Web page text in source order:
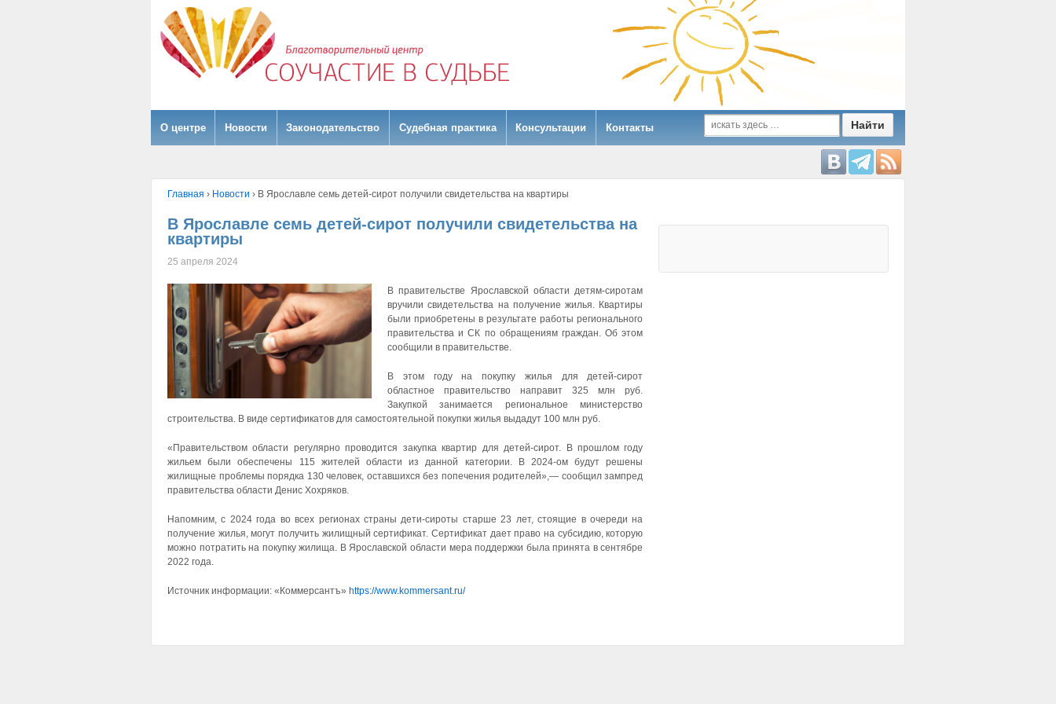
О центре Hовости Законодательство Судебная практика Консультации Контакты
Главная › Hовости › В Ярославле семь детей-сирот получили свидетельства на квартиры
В Ярославле семь детей-сирот получили свидетельства на
квартиры
25 апреля 2024
В правительстве Ярославской области детям-сиротам
вручили свидетельства на получение жилья. Квартиры
были приобретены в результате работы регионального
правительства и СК по обращениям граждан. Об этом
сообщили в правительстве.
В этом году на покупку жилья для детей-сирот
областное правительство направит 325 млн руб.
Закупкой занимается региональное министерство
строительства. В виде сертификатов для самостоятельной покупки жилья выдадут 100 млн руб.
«Правительством области регулярно проводится закупка квартир для детей-сирот. В прошлом году
жильем были обеспечены 115 жителей области из данной категории. В 2024-ом будут решены
жилищные проблемы порядка 130 человек, оставшихся без попечения родителей»,— сообщил зампред
правительства области Денис Хохряков.
Напомним, с 2024 года во всех регионах страны дети-сироты старше 23 лет, стоящие в очереди на
получение жилья, могут получить жилищный сертификат. Сертификат дает право на субсидию, которую
можно потратить на покупку жилища. В Ярославской области мера поддержки была принята в сентябре
2022 года.
Источник информации: «Коммерсантъ» https://www.kommersant.ru/